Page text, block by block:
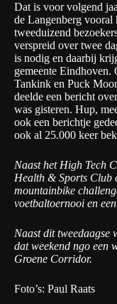
Dat is voor volgend
de Langenberg vooral
tweeduizend
verspreid over twee
is nodig en daarbij
gemeente Eindhoven.
Tankink en Puck
deelde een bericht
was gisteren. Hup,
ook een berichtje
ook al 25.000 keer
Naast het High Tech
Health & Sports Club
mountainbike
voetbaltoernooi en
Naast dit tweedaagse
dat weekend ngo een
Groene Corridor.
Foto’s: Paul Raats